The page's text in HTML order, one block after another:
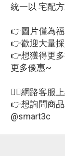
統一以 宅配
👉圖片僅為
👉歡迎大量採
👉想獲得更
更多優惠~
🙋‍♀網路客服
👉想詢問商
@smart3c